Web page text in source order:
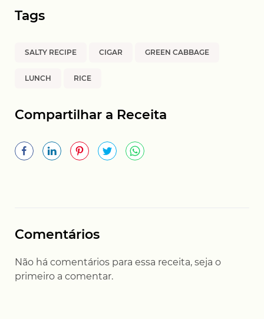
Tags
SALTY RECIPE CIGAR GREEN CABBAGE
LUNCH RICE
Compartilhar a Receita
Comentários
Não há comentários para essa receita, seja o
primeiro a comentar.